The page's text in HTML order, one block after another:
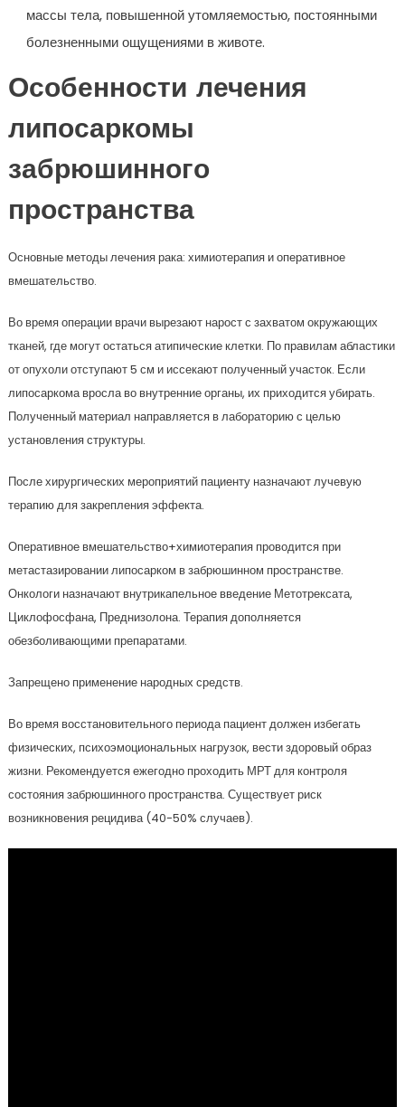
массы тела, повышенной утомляемостью, постоянными
болезненными ощущениями в животе.
Особенности лечения
липосаркомы
забрюшинного
пространства
Основные методы лечения рака: химиотерапия и оперативное
вмешательство.
Во время операции врачи вырезают нарост с захватом окружающих
тканей, где могут остаться атипические клетки. По правилам абластики
от опухоли отступают 5 см и иссекают полученный участок. Если
липосаркома вросла во внутренние органы, их приходится убирать.
Полученный материал направляется в лабораторию с целью
установления структуры.
После хирургических мероприятий пациенту назначают лучевую
терапию для закрепления эффекта.
Оперативное вмешательство+химиотерапия проводится при
метастазировании липосарком в забрюшинном пространстве.
Онкологи назначают внутрикапельное введение Метотрексата,
Циклофосфана, Преднизолона. Терапия дополняется
обезболивающими препаратами.
Запрещено применение народных средств.
Во время восстановительного периода пациент должен избегать
физических, психоэмоциональных нагрузок, вести здоровый образ
жизни. Рекомендуется ежегодно проходить МРТ для контроля
состояния забрюшинного пространства. Существует риск
возникновения рецидива (40-50% случаев).